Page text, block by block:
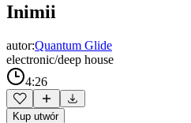
Inimii
autor:Quantum Glide
electronic/deep house
4:26
Kup utwór